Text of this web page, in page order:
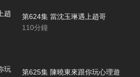
第624集 當沈玉琳遇上趙哥
110分鐘
第625集 陳曉東來跟你玩心理遊